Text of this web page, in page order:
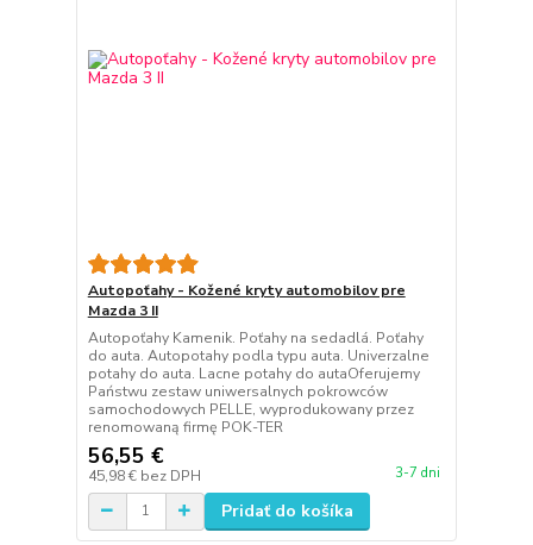
Autopoťahy - Kožené kryty automobilov pre
Mazda 3 II
Autopoťahy Kamenik. Poťahy na sedadlá. Poťahy
do auta. Autopotahy podla typu auta. Univerzalne
potahy do auta. Lacne potahy do autaOferujemy
Państwu zestaw uniwersalnych pokrowców
samochodowych PELLE, wyprodukowany przez
renomowaną firmę POK-TER
56,55 €
45,98 € bez DPH 3-7 dni
Pridať do košíka